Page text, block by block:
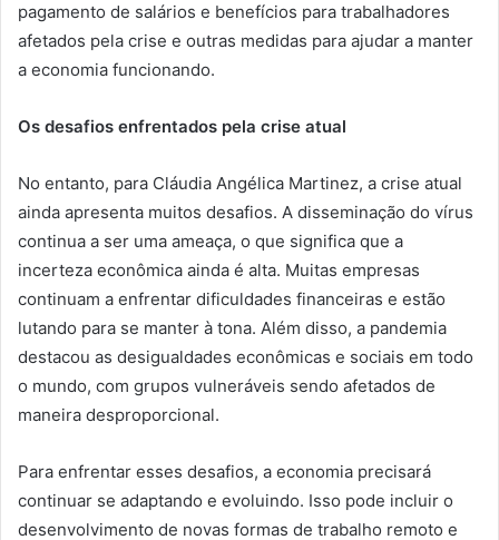
pagamento de salários e benefícios para trabalhadores
afetados pela crise e outras medidas para ajudar a manter
a economia funcionando.
Os desafios enfrentados pela crise atual
No entanto, para Cláudia Angélica Martinez, a crise atual
ainda apresenta muitos desafios. A disseminação do vírus
continua a ser uma ameaça, o que significa que a
incerteza econômica ainda é alta. Muitas empresas
continuam a enfrentar dificuldades financeiras e estão
lutando para se manter à tona. Além disso, a pandemia
destacou as desigualdades econômicas e sociais em todo
o mundo, com grupos vulneráveis ​​sendo afetados de
maneira desproporcional.
Para enfrentar esses desafios, a economia precisará
continuar se adaptando e evoluindo. Isso pode incluir o
desenvolvimento de novas formas de trabalho remoto e